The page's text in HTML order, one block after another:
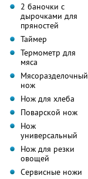
2 баночки с
дырочками для
пряностей
Таймер
Термометр для
мяса
Мясоразделочный
нож
Нож для хлеба
Поварской нож
Нож
универсальный
Нож для резки
овощей
Сервисные ножи